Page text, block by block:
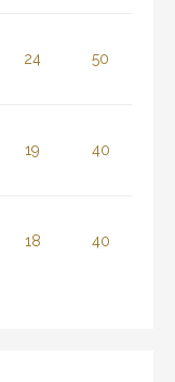
24 50
19 40
18 40